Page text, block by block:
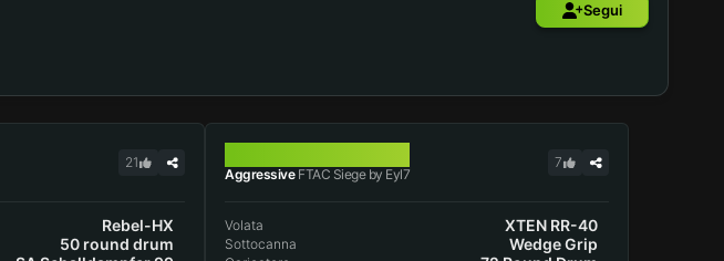
Segui
21
Rebel-HX
50 round drum
AggressiveFTAC Siege by Eyl7
7
Volata XTEN RR-40
Sottocanna Wedge Grip